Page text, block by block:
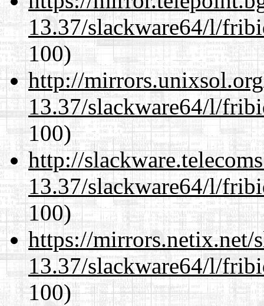
13.37/slackware64/l/
100)
http://
13.37/slackware64/l/
100)
http://
13.37/slackware64/l/
100)
https://mirrors.netix.net/
13.37/slackware64/l/
100)